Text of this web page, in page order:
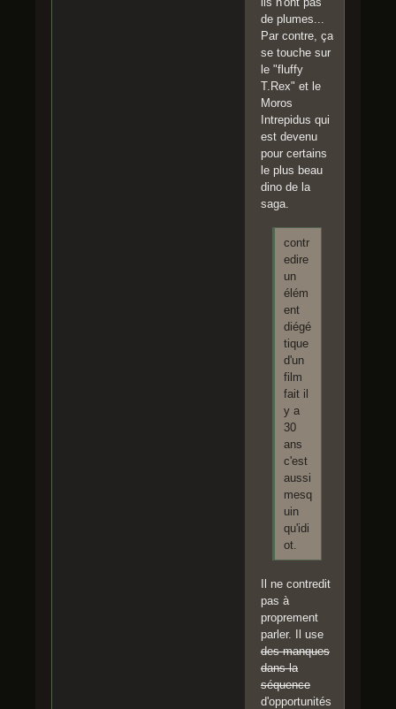
de plumes...
Par contre, ça
se touche sur
le "fluffy
T.Rex" et le
Moros
Intrepidus qui
est devenu
pour certains
le plus beau
dino de la
saga.
contr
edire
un
élém
ent
diégé
tique
d'un
film
fait il
y a
30
ans
c'est
aussi
mesq
uin
qu'idi
ot.
Il ne contredit
pas à
proprement
parler. Il use
des manques
dans la
séquence
d'opportunités